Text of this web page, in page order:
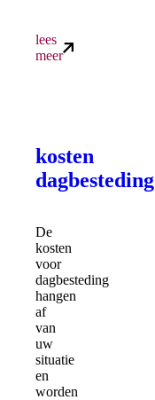
lees
meer
kosten
dagbesteding
De
kosten
voor
dagbesteding
hangen
af
van
uw
situatie
en
worden